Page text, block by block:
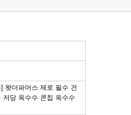
왓더파머스 제로 필수 건
저당 옥수수 콘칩 옥수수